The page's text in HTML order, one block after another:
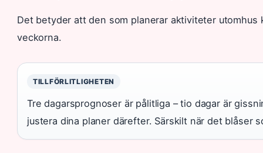
Det betyder att den som planerar aktiviteter
veckorna.
TILLFÖRLITLIGHETEN
Tre dagarsprognoser är pålitliga – tio dagar är
justera dina planer därefter. Särskilt när det blåser